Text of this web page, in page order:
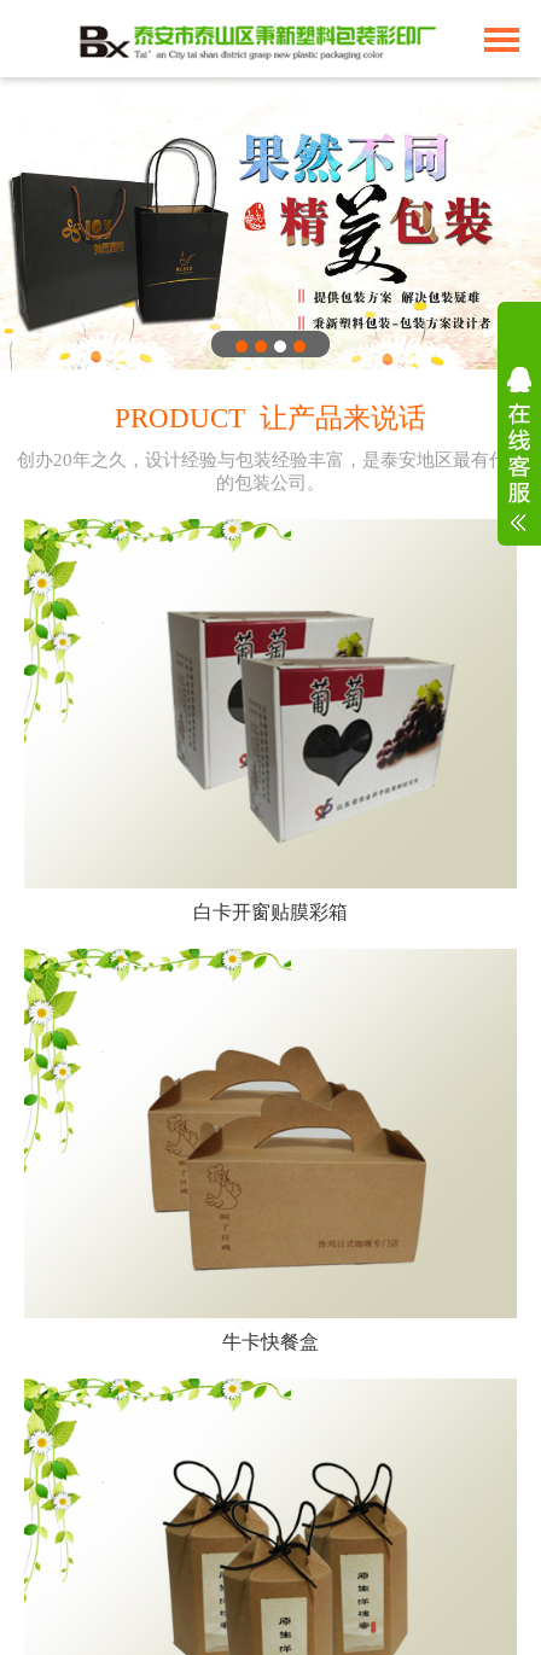
PRODUCT 让产品来说话
创办20年之久，设计经验与包装经验丰富，是泰安地区最有代表
的包装公司。
白卡开窗贴膜彩箱
牛卡快餐盒